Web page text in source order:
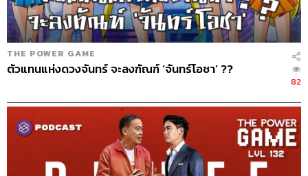
ABOUT THE HOST
THE STANDARD PODCAST
ทีมงาน THE STANDARD PODCAST
THE POWER GAME
ตัวแทนแห่งดวงจันทร์ จะลงฑัณฑ์ ‘จันทร์โอชา’ ??
82